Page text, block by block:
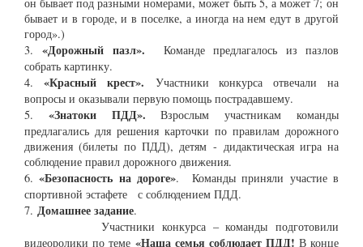
бывает и в городе, и в поселке, а иногда на нем едут в другой
город».)
3.«Дорожный пазл». Команде предлагалось из пазлов
собрать картинку.
4. «Красный крест». Участники конкурса отвечали на
вопросы и оказывали первую помощь пострадавшему.
5. «Знатоки ПДД».Взрослым участникам команды
предлагались для решения карточки по правилам дорожного
движения (билеты по ПДД), детям - дидактическая игра на
соблюдение правил дорожного движения.
6.«Безопасность на дороге». Команды приняли участие в
спортивной эстафете с соблюдением ПДД.
7. Домашнее задание.
Участники конкурса – команды подготовили
видеоролики по теме «Наша семья соблюдает ПДД! В конце